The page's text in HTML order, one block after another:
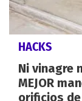
HACKS
Ni vinagre
MEJOR
orificios de